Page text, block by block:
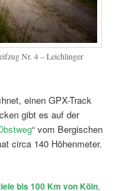
Nr. 4 – Leichlinger
einen GPX-Track
gibt es auf der
“ vom Bergischen
circa 140 Höhenmeter.
bis 100 Km von Köln,